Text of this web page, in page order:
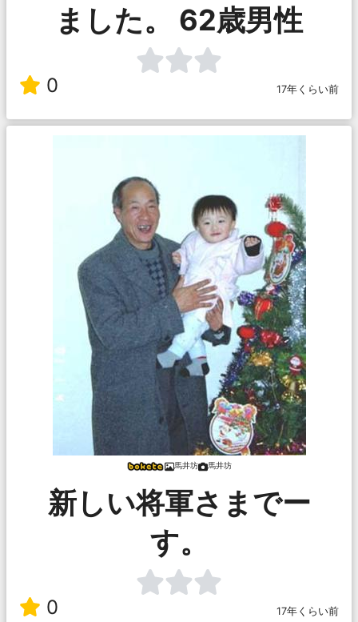
ました。 62歳男性
0 17年くらい前
馬井坊 馬井坊
新しい将軍さまでー
す。
0 17年くらい前